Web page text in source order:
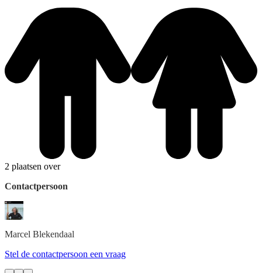
2 plaatsen over
Contactpersoon
Marcel Blekendaal
Stel de contactpersoon een vraag